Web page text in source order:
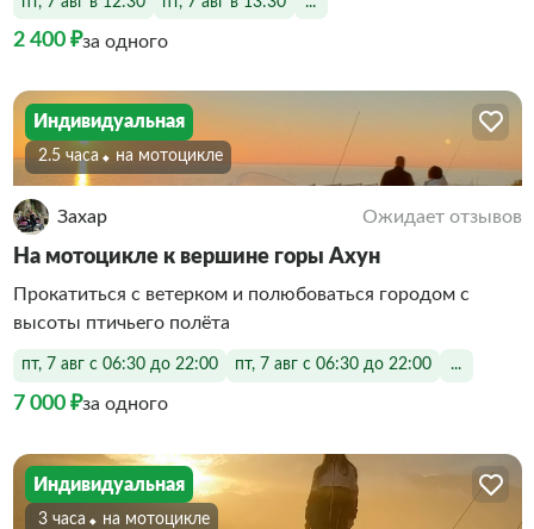
2 400 ₽за одного
Индивидуальная
2.5 часа На мотоцикле
Захар Ожидает отзывов
На мотоцикле к вершине горы Ахун
Прокатиться с ветерком и полюбоваться городом с
высоты птичьего полёта
пт, 7 авг с 06:30 до 22:00 пт, 7 авг с 06:30 до 22:00 ...
7 000 ₽за одного
Индивидуальная
3 часа На мотоцикле